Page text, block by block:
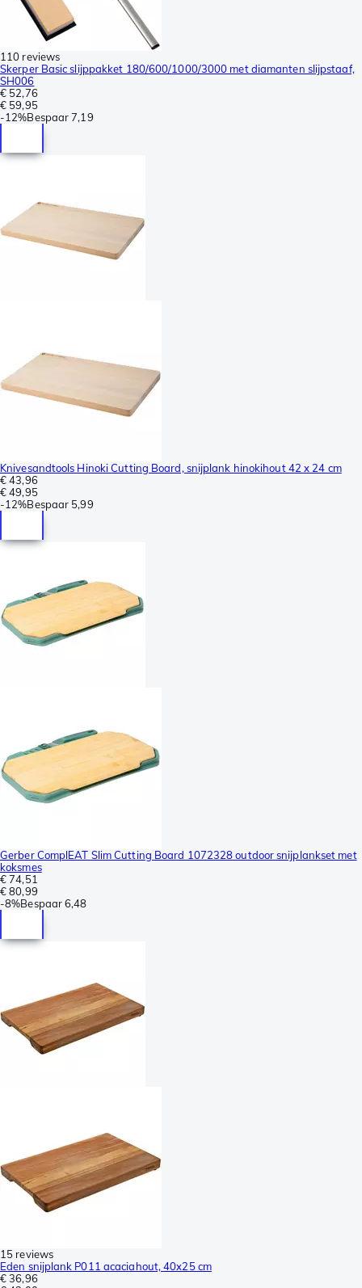
110 reviews
Skerper Basic slijppakket 180/600/1000/3000 met diamanten slijpstaaf,
SH006
€ 52,76
€ 59,95
-12%Bespaar 7,19
Knivesandtools Hinoki Cutting Board, snijplank hinokihout 42 x 24 cm
€ 43,96
€ 49,95
-12%Bespaar 5,99
Gerber ComplEAT Slim Cutting Board 1072328 outdoor snijplankset met
koksmes
€ 74,51
€ 80,99
-8%Bespaar6,48
15 reviews
Eden snijplank P011 acaciahout, 40x25 cm
€ 36,96